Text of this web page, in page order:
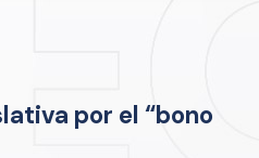
por el “bono